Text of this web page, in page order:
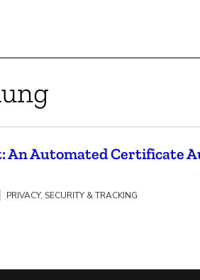
An Automated Certificate
PRIVACY, SECURITY & TRACKING